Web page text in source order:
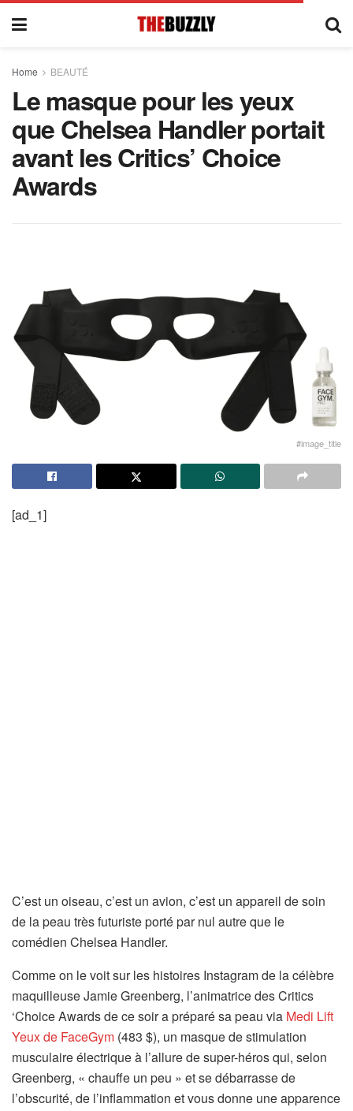
Home BEAUTÉ
Le masque pour les yeux
que Chelsea Handler portait
avant les Critics’ Choice
Awards
#image_title
[ad_1]
C’est un oiseau, c’est un avion, c’est un appareil de soin
de la peau très futuriste porté par nul autre que le
comédien Chelsea Handler.
Comme on le voit sur les histoires Instagram de la célèbre
maquilleuse Jamie Greenberg, l’animatrice des Critics
‘Choice Awards de ce soir a préparé sa peau via Medi Lift
Yeux de FaceGym (483 $), un masque de stimulation
musculaire électrique à l’allure de super-héros qui, selon
Greenberg, « chauffe un peu » et se débarrasse de
l’obscurité, de l’inflammation et vous donne une apparence